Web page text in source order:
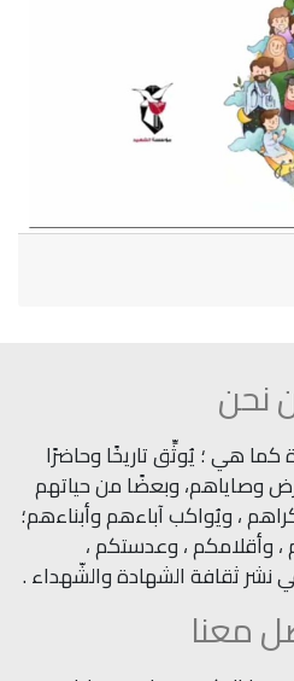
نحن
هي ؛ يُوثِّق تاريخًا وحاضرًا
وصاياهم، وبعضًا من حياتهم
، ويُواكب آباءهم وأبناءهم؛
، وأقلامكم ، وعدستكم ،
ثقافة الشهادة والشّهداء .
معنا